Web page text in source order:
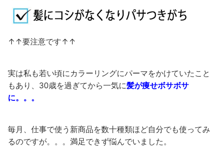
↑↑要注意です↑↑
実は私も若い頃にカラーリングにパーマをかけていたこと
もあり、30歳を過ぎてから一気に髪が痩せボサボサ
に。。。
毎月、仕事で使う新商品を数十種類ほど自分でも使ってみ
るのですが。。。満足できず悩んでいました。